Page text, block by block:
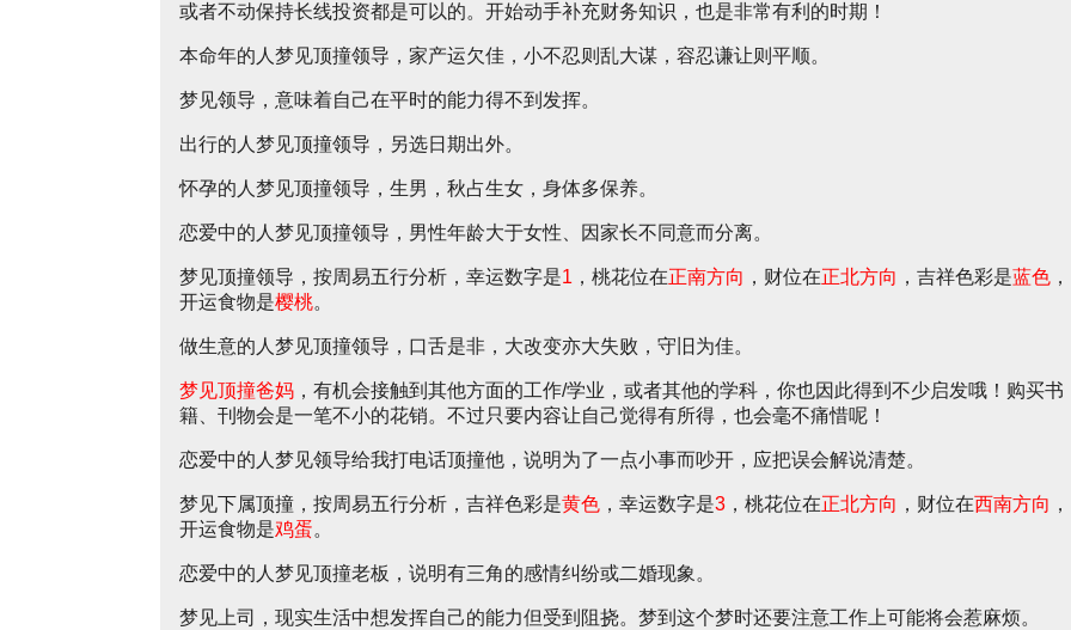
或者不动保持长线投资都是可以的。开始动手补充财务知识，也是非常有利的时期！
本命年的人梦见顶撞领导，家产运欠佳，小不忍则乱大谋，容忍谦让则平顺。
梦见领导，意味着自己在平时的能力得不到发挥。
出行的人梦见顶撞领导，另选日期出外。
怀孕的人梦见顶撞领导，生男，秋占生女，身体多保养。
恋爱中的人梦见顶撞领导，男性年龄大于女性、因家长不同意而分离。
梦见顶撞领导，按周易五行分析，幸运数字是1 ，桃花位在正南方向 ，财位在正北方向 ，吉祥色彩是蓝色 ，
开运食物是樱桃。
做生意的人梦见顶撞领导，口舌是非，大改变亦大失败，守旧为佳。
梦见顶撞爸妈 ，有机会接触到其他方面的工作/学业，或者其他的学科，你也因此得到不少启发哦！购买书
籍、刊物会是一笔不小的花销。不过只要内容让自己觉得有所得，也会毫不痛惜呢！
恋爱中的人梦见领导给我打电话顶撞他，说明为了一点小事而吵开，应把误会解说清楚。
梦见下属顶撞，按周易五行分析，吉祥色彩是黄色 ，幸运数字是3 ，桃花位在正北方向 ，财位在西南方向 ，
开运食物是鸡蛋。
恋爱中的人梦见顶撞老板，说明有三角的感情纠纷或二婚现象。
梦见上司，现实生活中想发挥自己的能力但受到阻挠。梦到这个梦时还要注意工作上可能将会惹麻烦。